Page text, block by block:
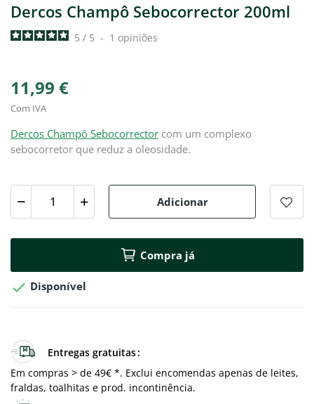
Dercos Champô Sebocorrector 200ml
5 / 5 - 1 opiniões
11,99 €
Com IVA
Dercos Champô Sebocorrector com um complexo
sebocorretor que reduz a oleosidade.
Adicionar
Compra já
 Disponível
Entregas gratuitas
Em compras > de 49€ *. Exclui encomendas apenas de leites,
fraldas, toalhitas e prod. incontinência.